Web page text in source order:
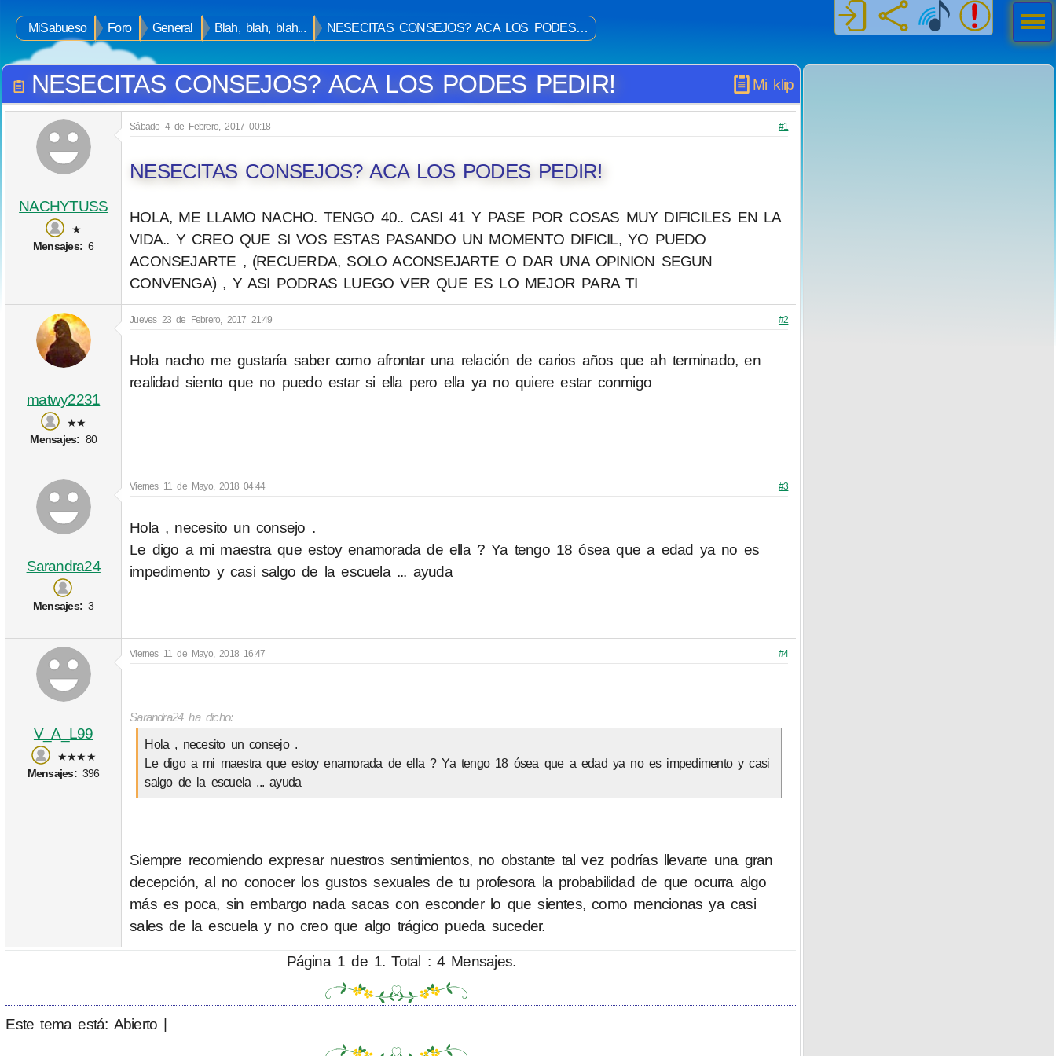
MiSabueso Foro General Blah, blah, blah... NESECITAS CONSEJOS? ACA LOS PODES…
Mi klip
NESECITAS CONSEJOS? ACA LOS PODES PEDIR!
NACHYTUSS
★
Mensajes: 6
Sábado 4 de Febrero, 2017 00:18 #1
NESECITAS CONSEJOS? ACA LOS PODES PEDIR!
HOLA, ME LLAMO NACHO. TENGO 40.. CASI 41 Y PASE POR COSAS MUY DIFICILES EN LA
VIDA.. Y CREO QUE SI VOS ESTAS PASANDO UN MOMENTO DIFICIL, YO PUEDO
ACONSEJARTE , (RECUERDA, SOLO ACONSEJARTE O DAR UNA OPINION SEGUN
CONVENGA) , Y ASI PODRAS LUEGO VER QUE ES LO MEJOR PARA TI
matwy2231
★★
Mensajes: 80
Jueves 23 de Febrero, 2017 21:49 #2
Hola nacho me gustaría saber como afrontar una relación de carios años que ah terminado, en
realidad siento que no puedo estar si ella pero ella ya no quiere estar conmigo
Sarandra24
Mensajes: 3
Viernes 11 de Mayo, 2018 04:44 #3
Hola , necesito un consejo .
Le digo a mi maestra que estoy enamorada de ella ? Ya tengo 18 ósea que a edad ya no es
impedimento y casi salgo de la escuela ... ayuda
V_A_L99
★★★★
Mensajes:396
Viernes 11 de Mayo, 2018 16:47 #4
Sarandra24 ha dicho:
Hola , necesito un consejo .
Le digo a mi maestra que estoy enamorada de ella ? Ya tengo 18 ósea que a edad ya no es impedimento y casi
salgo de la escuela ... ayuda
Siempre recomiendo expresar nuestros sentimientos, no obstante tal vez podrías llevarte una gran
decepción, al no conocer los gustos sexuales de tu profesora la probabilidad de que ocurra algo
más es poca, sin embargo nada sacas con esconder lo que sientes, como mencionas ya casi
sales de la escuela y no creo que algo trágico pueda suceder.
Página 1 de 1. Total : 4 Mensajes.
Este tema está: Abierto |
Men
ú